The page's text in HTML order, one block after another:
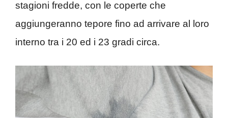
stagioni fredde, con le coperte che
aggiungeranno tepore fino ad arrivare al loro
interno tra i 20 ed i 23 gradi circa.